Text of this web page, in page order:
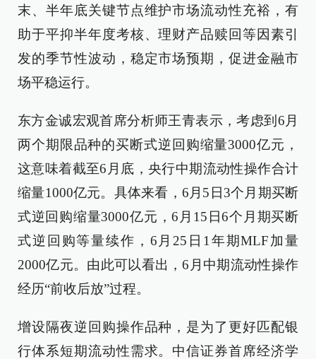
末、半年底关键节点维护市场流动性充裕，有
助于平抑半年度考核、理财产品赎回等因素引
发的季节性波动，稳定市场预期，促进金融市
场平稳运行。
东方金诚宏观首席分析师王青表示，考虑到6月
两个期限品种的买断式逆回购缩量3000亿元，
这意味着截至6月底，央行中期流动性操作合计
缩量1000亿元。具体来看，6月5日3个月期买断
式逆回购缩量3000亿元，6月15日6个月期买断
式逆回购等量续作，6月25日1年期MLF加量
2000亿元。由此可以看出，6月中期流动性操作
经历“前收后放”过程。
增设隔夜逆回购操作品种，是为了更好匹配银
行体系短期流动性需求。中信证券首席经济学